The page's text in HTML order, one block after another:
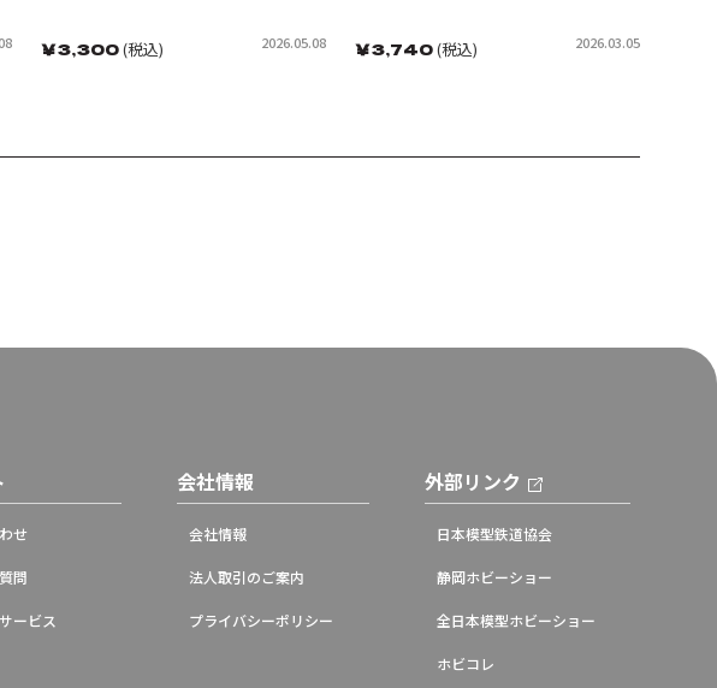
￥3,300(税込) 2026.05.08 ￥3,740(税込) 2026.03.05
せ
問
ービス
会社情報
会社情報
法人取引のご案内
プライバシーポリシー
外部リンク
日本模型鉄道協会
静岡ホビーショー
全日本模型ホビーショー
ホビコレ